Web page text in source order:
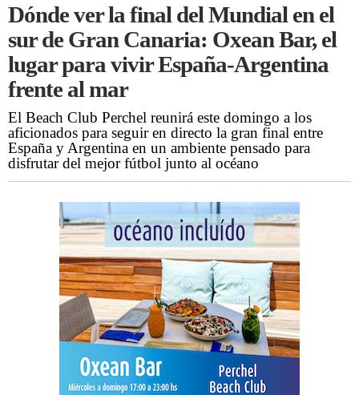
Dónde ver la final del Mundial en el
sur de Gran Canaria: Oxean Bar, el
lugar para vivir España-Argentina
frente al mar
El Beach Club Perchel reunirá este domingo a los
aficionados para seguir en directo la gran final entre
España y Argentina en un ambiente pensado para
disfrutar del mejor fútbol junto al océano